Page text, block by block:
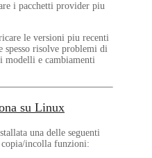
i pacchetti provider piu
le versioni piu recenti
spesso risolve problemi di
modelli e cambiamenti
su Linux
una delle seguenti
incolla funzioni: